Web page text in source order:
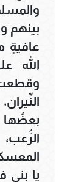
بينهم
عافيةٍ
الله
يا بني